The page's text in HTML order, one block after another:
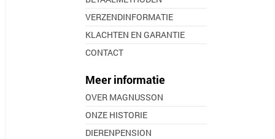
VERZENDINFORMATIE
KLACHTEN EN GARANTIE
CONTACT
Meer informatie
OVER MAGNUSSON
ONZE HISTORIE
DIERENPENSION